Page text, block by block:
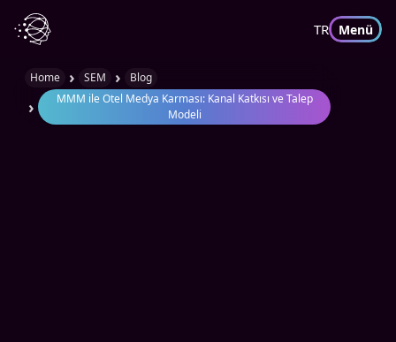
TR Menü
Home › SEM › Blog
›
MMM ile Otel Medya Karması: Kanal Katkısı ve Talep
Modeli